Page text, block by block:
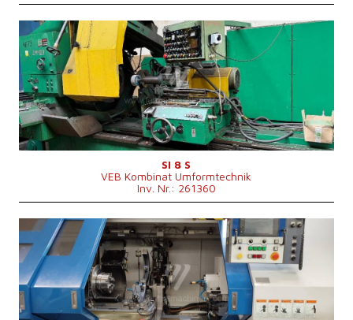
Baujahr:
1986
Kontrollsystem
nein
Max. Werkstückdurchmesser
800 mm
Größte Durchmesser des geschliffenes
Loches
630 mm
Max. schleiftiefe
500 mm
Maschinengewicht
10700 kg
Maschinenabmessungen L x B x H
6000x3000x2200
mm
SI 8 S
VEB Kombinat Umformtechnik
Inv. Nr.: 261360
Baujahr:
2009
Kontrollsystem
ja
Max. Werkstückdurchmesser
430 mm
Größte Durchmesser des geschliffenes
Loches
250 mm
Max. schleiftiefe
200-300 mm